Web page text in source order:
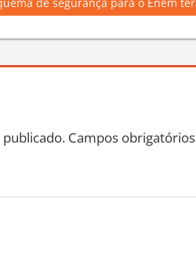
de segurança para o Enem
Campos